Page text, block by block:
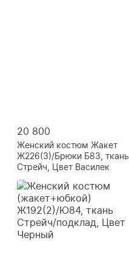
20 800
Женский костюм Жакет
Ж226(3)/Брюки Б83, ткань
Стрейч, Цвет Василек